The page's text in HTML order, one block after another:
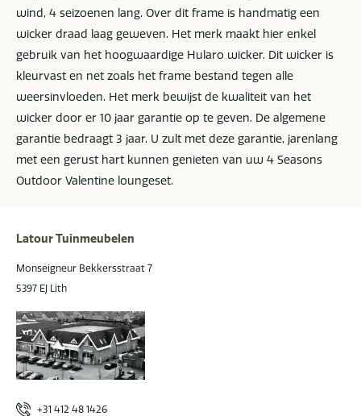
wind, 4 seizoenen lang. Over dit frame is handmatig een
wicker draad laag geweven. Het merk maakt hier enkel
gebruik van het hoogwaardige Hularo wicker. Dit wicker is
kleurvast en net zoals het frame bestand tegen alle
weersinvloeden. Het merk bewijst de kwaliteit van het
wicker door er 10 jaar garantie op te geven. De algemene
garantie bedraagt 3 jaar. U zult met deze garantie, jarenlang
met een gerust hart kunnen genieten van uw 4 Seasons
Outdoor Valentine loungeset.
Latour Tuinmeubelen
Monseigneur Bekkersstraat 7
5397 EJ Lith
+31 412 48 1426